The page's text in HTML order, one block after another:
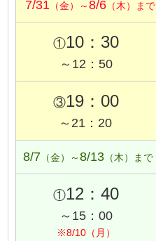
7/31 （金）～8/6 （木）まで
①10：30
～12：50
③19：00
～21：20
8/7 （金）～8/13 （木）まで
①12：40
～15：00
※8/10（月）